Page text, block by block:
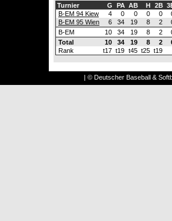
Turnier G PA AB H 2B
B-EM 94 Kiew
4 0 0 0 0
B-EM 95 Wien
6 34 19 8 2
B-EM
10 34 19 8 2
Total
10 34 19 8 2
Rank
t17 t19 t45 t25 t19
| © Deutscher Baseball &